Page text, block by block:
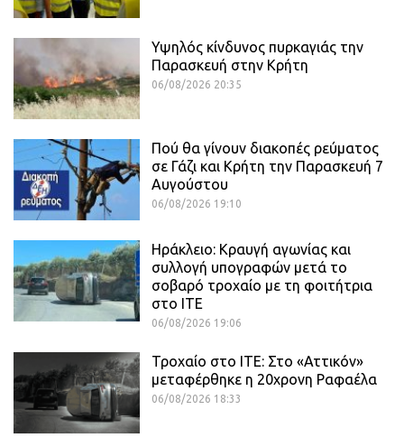
Υψηλός κίνδυνος πυρκαγιάς την
Παρασκευή στην Κρήτη
06/08/2026 20:35
Πού θα γίνουν διακοπές ρεύματος
σε Γάζι και Κρήτη την Παρασκευή 7
Αυγούστου
06/08/2026 19:10
Ηράκλειο: Κραυγή αγωνίας και
συλλογή υπογραφών μετά το
σοβαρό τροχαίο με τη φοιτήτρια
στο ΙΤΕ
06/08/2026 19:06
Τροχαίο στο ΙΤΕ: Στο «Αττικόν»
μεταφέρθηκε η 20χρονη Ραφαέλα
06/08/2026 18:33